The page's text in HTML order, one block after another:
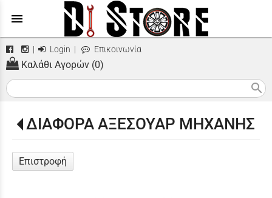
menu
| Login | Επικοινωνία
Καλάθι Αγορών (0)
search
ΔΙΑΦΟΡΑ ΑΞΕΣΟΥΑΡ ΜΗΧΑΝΗΣ
Επιστροφή